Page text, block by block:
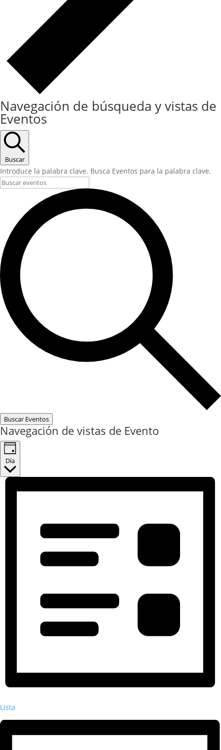
Navegación de búsqueda y vistas de
Eventos
Buscar
Introduce la palabra clave. Busca Eventos para la palabra clave.
Buscar Eventos
Navegación de vistas de Evento
Día
Lista